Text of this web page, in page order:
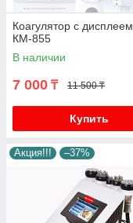
Коагулятор с дисплеем
КМ-855
В наличии
7 000 ₸ 11 500 ₸
Купить
Акция!!! –37%